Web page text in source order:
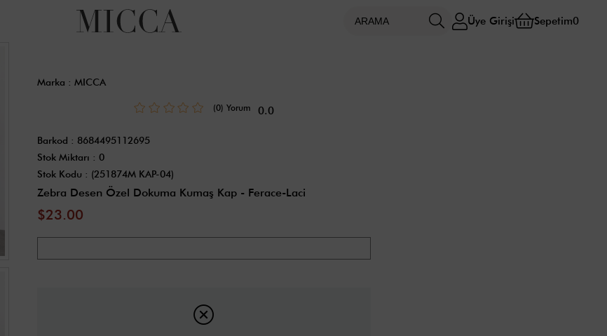
Üye Girişi Sepetim0
Zebra Desen Özel Dokuma Kumaş Kap - Ferace-Laci
Stok Kodu (251874M KAP-04)
Marka : MICCA
(0) 0.0
Barkod : 8684495112695
Stok Miktarı : 0
$23.00